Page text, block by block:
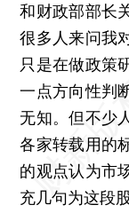
和财政部部长
很多人来问我
只是在做政策
一点方向性判
无知。但不少
各家转载用的
的观点认为市
充几句为这段